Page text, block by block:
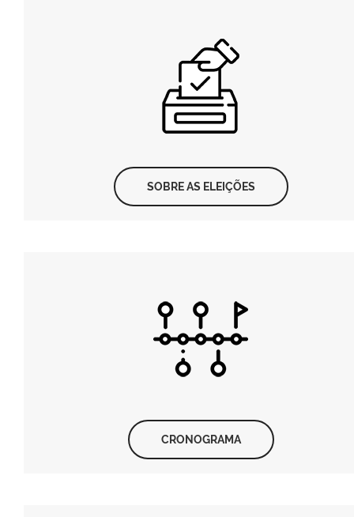
SOBRE AS ELEIÇÕES
CRONOGRAMA